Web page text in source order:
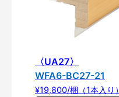
〈UA27〉
WFA6-BC27-21
¥19,800/梱（1本入り）